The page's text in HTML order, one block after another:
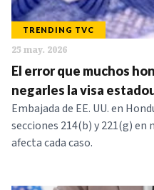
TRENDING TVC
25 may. 2026
El error que muchos
negarles la visa
Embajada de EE. UU. en
secciones 214(b) y 221(g) en
afecta cada caso.